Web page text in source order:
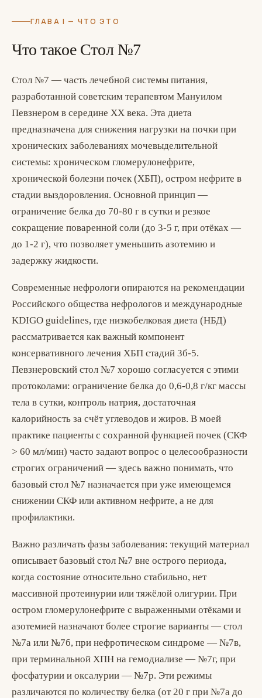
ГЛАВА I — ЧТО ЭТО
Что такое Стол №7
Стол №7 — часть лечебной системы питания,
разработанной советским терапевтом Мануилом
Певзнером в середине XX века. Эта диета
предназначена для снижения нагрузки на почки при
хронических заболеваниях мочевыделительной
системы: хроническом гломерулонефрите,
хронической болезни почек (ХБП), остром нефрите в
стадии выздоровления. Основной принцип —
ограничение белка до 70-80 г в сутки и резкое
сокращение поваренной соли (до 3-5 г, при отёках —
до 1-2 г), что позволяет уменьшить азотемию и
задержку жидкости.
Современные нефрологи опираются на рекомендации
Российского общества нефрологов и международные
KDIGO guidelines, где низкобелковая диета (НБД)
рассматривается как важный компонент
консервативного лечения ХБП стадий 3б-5.
Певзнеровский стол №7 хорошо согласуется с этими
протоколами: ограничение белка до 0,6-0,8 г/кг массы
тела в сутки, контроль натрия, достаточная
калорийность за счёт углеводов и жиров. В моей
практике пациенты с сохранной функцией почек (СКФ
> 60 мл/мин) часто задают вопрос о целесообразности
строгих ограничений — здесь важно понимать, что
базовый стол №7 назначается при уже имеющемся
снижении СКФ или активном нефрите, а не для
профилактики.
Важно различать фазы заболевания: текущий материал
описывает базовый стол №7 вне острого периода,
когда состояние относительно стабильно, нет
массивной протеинурии или тяжёлой олигурии. При
остром гломерулонефрите с выраженными отёками и
азотемией назначают более строгие варианты — стол
№7а или №7б, при нефротическом синдроме — №7в,
при терминальной ХПН на гемодиализе — №7г, при
фосфатурии и оксалурии — №7р. Эти режимы
различаются по количеству белка (от 20 г при №7а до